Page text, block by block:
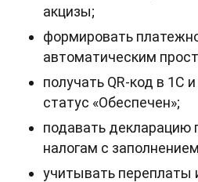
акцизы;
формировать
автоматическим
получать QR‑код в 1С
статус «Обеспечен»;
подавать декларацию
налогам с
учитывать переплаты